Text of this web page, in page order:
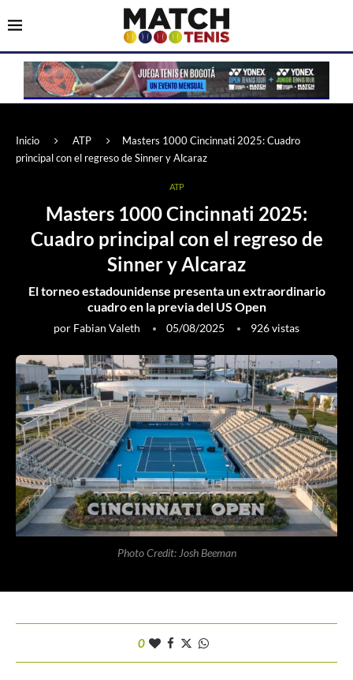
Inicio ATP
Masters 1000 Cincinnati 2025: Cuadro
principal con el regreso de Sinner y Alcaraz
ATP
Masters 1000 Cincinnati 2025:
Cuadro principal con el regreso de
Sinner y Alcaraz
El torneo estadounidense presenta un extraordinario
cuadro en la previa del US Open
por Fabian Valeth 05/08/2025 926vistas
Photo Credit: Josh Beeman
0